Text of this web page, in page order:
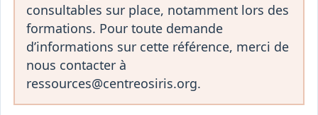
consultables sur place, notamment lors des
formations. Pour toute demande
d’informations sur cette référence, merci de
nous contacter à
ressources@centreosiris.org.